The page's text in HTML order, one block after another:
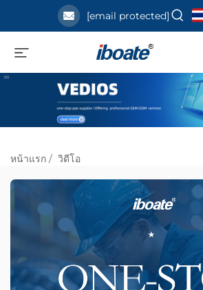
[email protected]
หน้าแรก / วิดีโอ